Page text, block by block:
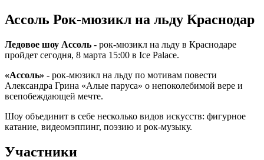
Ассоль Рок-мюзикл на льду Краснодар
Ледовое шоу Ассоль - рок-мюзикл на льду в Краснодаре
пройдет сегодня, 8 марта 15:00 в Ice Palace.
«Ассоль» - рок-мюзикл на льду по мотивам повести
Александра Грина «Алые паруса» о непоколебимой вере и
всепобеждающей мечте.
Шоу объединит в себе несколько видов искусств: фигурное
катание, видеомэппинг, поэзию и рок-музыку.
Участники